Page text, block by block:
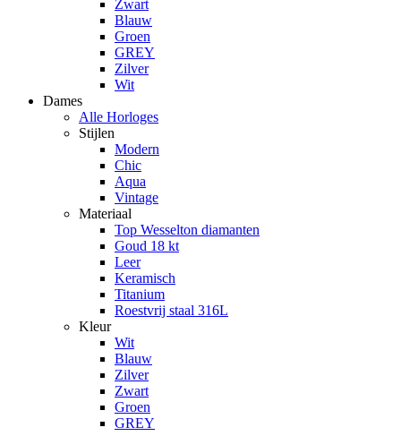
Zwart
Blauw
Groen
GREY
Zilver
Wit
Dames
Alle Horloges
Stijlen
Modern
Chic
Aqua
Vintage
Materiaal
Top Wesselton diamanten
Goud 18 kt
Leer
Keramisch
Titanium
Roestvrij staal 316L
Kleur
Wit
Blauw
Zilver
Zwart
Groen
GREY